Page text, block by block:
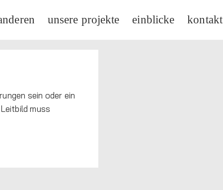
unsere projekte einblicke kontakt
sein oder ein
muss